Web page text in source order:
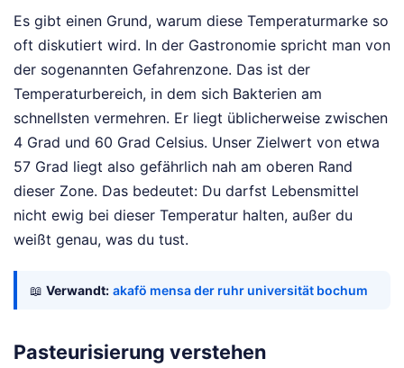
Es gibt einen Grund, warum diese Temperaturmarke so
oft diskutiert wird. In der Gastronomie spricht man von
der sogenannten Gefahrenzone. Das ist der
Temperaturbereich, in dem sich Bakterien am
schnellsten vermehren. Er liegt üblicherweise zwischen
4 Grad und 60 Grad Celsius. Unser Zielwert von etwa
57 Grad liegt also gefährlich nah am oberen Rand
dieser Zone. Das bedeutet: Du darfst Lebensmittel
nicht ewig bei dieser Temperatur halten, außer du
weißt genau, was du tust.
📖 Verwandt: akafö mensa der ruhr universität bochum
Pasteurisierung verstehen